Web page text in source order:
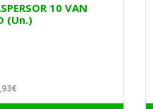
10 VAN
(Un.)